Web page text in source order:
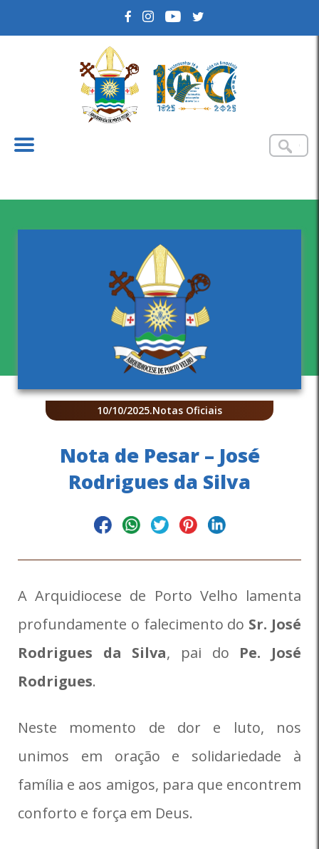
10/10/2025.Notas Oficiais
Nota de Pesar – José
Rodrigues da Silva
A Arquidiocese de Porto Velho lamenta
profundamente o falecimento do Sr. José
Rodrigues da Silva, pai do Pe. José
Rodrigues.
Neste momento de dor e luto, nos
unimos em oração e solidariedade à
família e aos amigos, para que encontrem
conforto e força em Deus.